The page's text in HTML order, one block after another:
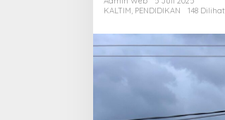
Samarinda
Dirombak
Total
KALTIM, PENDIDIKAN 148 Dilihat